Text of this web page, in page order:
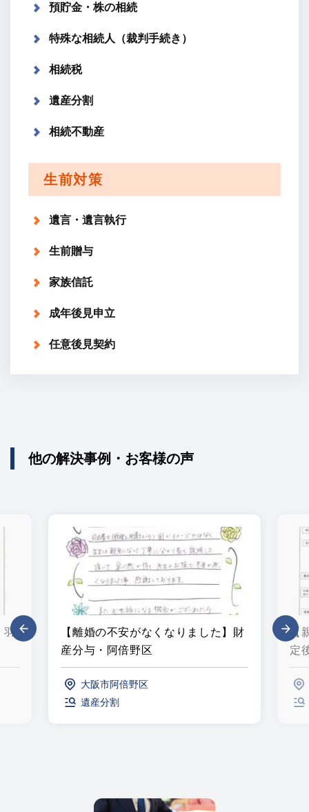
預貯金・株の相続
特殊な相続人（裁判手続き）
相続税
遺産分割
相続不動産
生前対策
遺言・遺言執行
生前贈与
家族信託
成年後見申立
任意後見契約
他の解決事例・お客様の声
【離婚の不安がなくなりました】財
産分与・阿倍野区
大阪市阿倍野区
遺産分割
【
定